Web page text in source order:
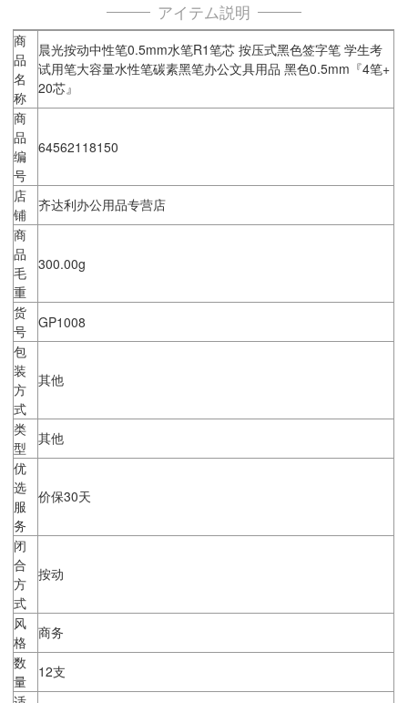
アイテム説明
商
品
名
称
晨光按动中性笔0.5mm水笔R1笔芯 按压式黑色签字笔 学生考
试用笔大容量水性笔碳素黑笔办公文具用品 黑色0.5mm『4笔+
20芯』
商
品
编
号
64562118150
店
铺
齐达利办公用品专营店
商
品
毛
重
300.00g
货
号
GP1008
包
装
方
式
其他
类
型
其他
优
选
服
务
价保30天
闭
合
方
式
按动
风
格
商务
数
量
12支